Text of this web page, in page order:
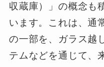
収蔵庫）」の概念も
います。これは、通
の一部を、ガラス越
テムなどを通じて、